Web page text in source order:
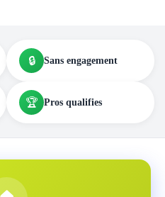
🔒 Sans engagement
🏆 Pros qualifies